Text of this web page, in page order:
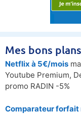
Mes bons
Netflix à 5€/mois
Youtube Premium,
promo RADIN -5%
Comparateur